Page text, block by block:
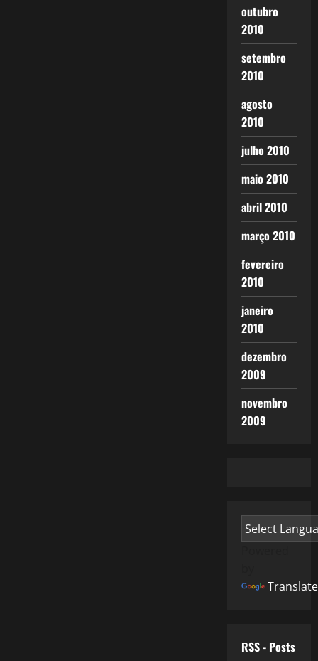
outubro
2010
setembro
2010
agosto
2010
julho 2010
maio 2010
abril 2010
março 2010
fevereiro
2010
janeiro
2010
dezembro
2009
novembro
2009
Translate
RSS - Posts